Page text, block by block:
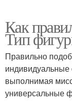
Как
Тип
Правильно
индивидуальные
выполнимая
универсальные